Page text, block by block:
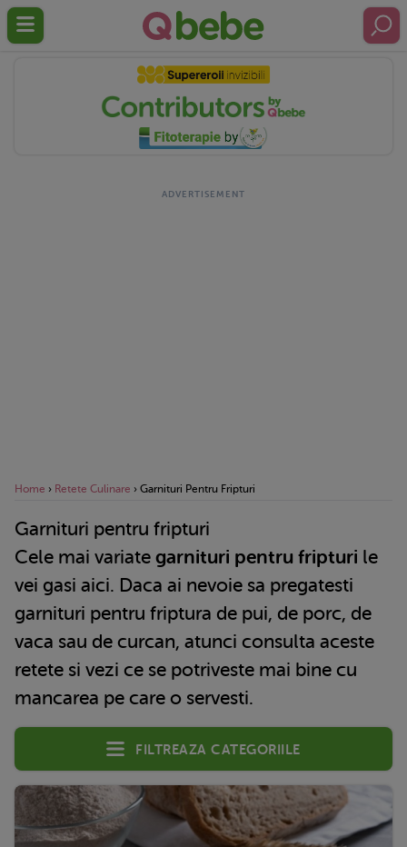
Home › Retete Culinare › Garnituri Pentru Fripturi
Garnituri pentru fripturi
Cele mai variate garnituri pentru fripturi le
vei gasi aici. Daca ai nevoie sa pregatesti
garnituri pentru friptura de pui, de porc, de
vaca sau de curcan, atunci consulta aceste
retete si vezi ce se potriveste mai bine cu
mancarea pe care o servesti.
Filtreaza categoriile